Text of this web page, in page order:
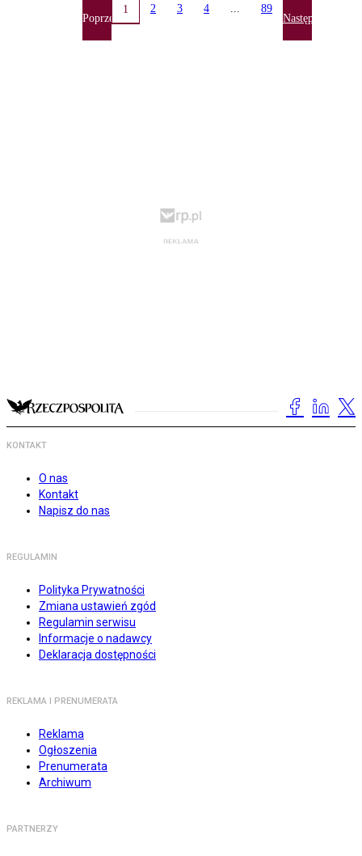
Poprzednia
1 2 3 4 ... 89
Następna
KONTAKT
O nas
Kontakt
Napisz do nas
REGULAMIN
Polityka Prywatności
Zmiana ustawień zgód
Regulamin serwisu
Informacje o nadawcy
Deklaracja dostępności
REKLAMA I PRENUMERATA
Reklama
Ogłoszenia
Prenumerata
Archiwum
PARTNERZY